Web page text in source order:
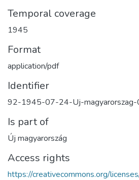
Temporal coverage
1945
Format
application/pdf
Identifier
92-1945-07-24-Uj-
Is part of
Új magyarország
Access rights
https://creativecommons.org/